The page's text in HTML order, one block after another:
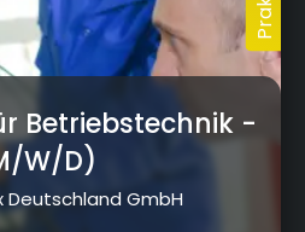
Betriebstechnik-
W/D)
Deutschland GmbH